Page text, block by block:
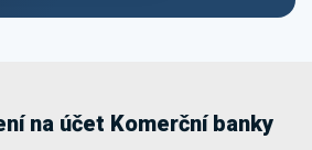
na účet Komerční banky